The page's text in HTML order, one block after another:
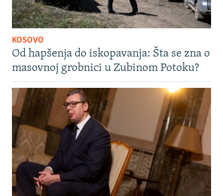
KOSOVO
Od hapšenja do iskopavanja: Šta se zna o
masovnoj grobnici u Zubinom Potoku?